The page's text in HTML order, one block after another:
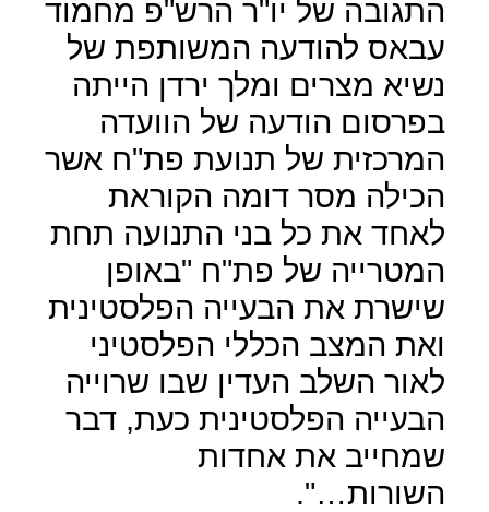
התגובה של יו"ר הרש"פ מחמוד
עבאס להודעה המשותפת של
נשיא מצרים ומלך ירדן הייתה
בפרסום הודעה של הוועדה
המרכזית של תנועת פת"ח אשר
הכילה מסר דומה הקוראת
לאחד את כל בני התנועה תחת
המטרייה של פת"ח "באופן
שישרת את הבעייה הפלסטינית
ואת המצב הכללי הפלסטיני
לאור השלב העדין שבו שרוייה
הבעייה הפלסטינית כעת, דבר
שמחייב את אחדות
השורות…".